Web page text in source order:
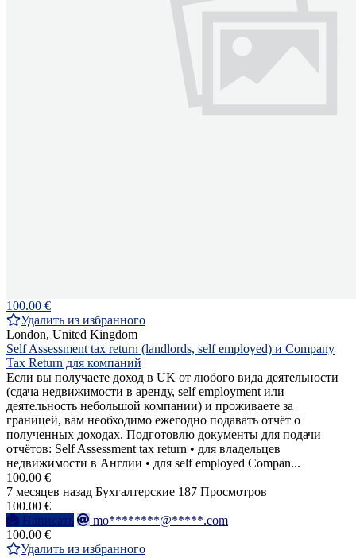
100.00 €
Удалить из избранного
London, United Kingdom
Self Assessment tax return (landlords, self employed) и Company
Tax Return для компаний
Если вы получаете доход в UK от любого вида деятельности
(сдача недвижимости в аренду, self employment или
деятельность небольшой компании) и проживаете за
границей, вам необходимо ежегодно подавать отчёт о
полученных доходах. Подготовлю документы для подачи
отчётов: Self Assessment tax return • для владельцев
недвижимости в Англии • для self employed Compan...
100.00 €
7 месяцев назад Бухгалтерские 187 Просмотров
100.00 €
Написать
mo********@*****.com
100.00 €
Удалить из избранного